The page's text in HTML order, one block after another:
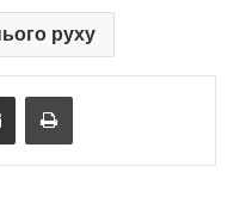
руху
Надіслати електронною поштоюНадрукувати